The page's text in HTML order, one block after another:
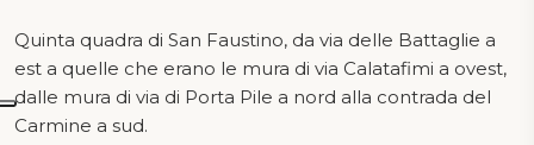
Quinta quadra di San Faustino, da via delle Battaglie a
est a quelle che erano le mura di via Calatafimi a ovest,
dalle mura di via di Porta Pile a nord alla contrada del
Carmine a sud.